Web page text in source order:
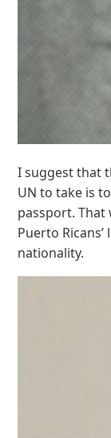
I suggest that
UN to take is
passport.
Puerto
nationality.